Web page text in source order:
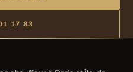
17 83